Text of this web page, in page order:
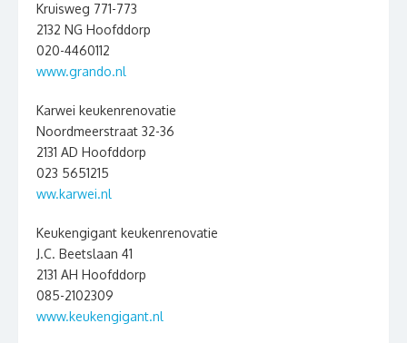
Kruisweg 771-773
2132 NG Hoofddorp
020-4460112
www.grando.nl
Karwei keukenrenovatie
Noordmeerstraat 32-36
2131 AD Hoofddorp
023 5651215
ww.karwei.nl
Keukengigant keukenrenovatie
J.C. Beetslaan 41
2131 AH Hoofddorp
085-2102309
www.keukengigant.nl